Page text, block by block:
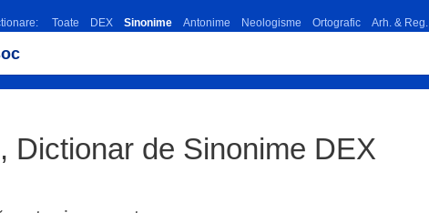
Toate DEX Sinonime Antonime Neologisme Ortografic Arh. & Reg.
Dictionar de Sinonime DEX